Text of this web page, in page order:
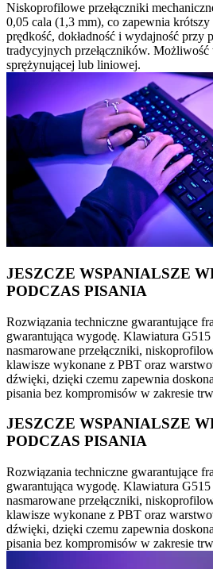
Niskoprofilowe przełączniki
0,05 cala (1,3 mm), co zapewnia
prędkość, dokładność i wydajność przy
tradycyjnych przełączników.
sprężynującej lub liniowej.
JESZCZE WSPANIALSZE
PODCZAS PISANIA
Rozwiązania techniczne gwarantujące
gwarantująca wygodę. Klawiatura
nasmarowane przełączniki,
klawisze wykonane z PBT oraz
dźwięki, dzięki czemu zapewnia
pisania bez kompromisów w zakresie
JESZCZE WSPANIALSZE
PODCZAS PISANIA
Rozwiązania techniczne gwarantujące
gwarantująca wygodę. Klawiatura
nasmarowane przełączniki,
klawisze wykonane z PBT oraz
dźwięki, dzięki czemu zapewnia
pisania bez kompromisów w zakresie